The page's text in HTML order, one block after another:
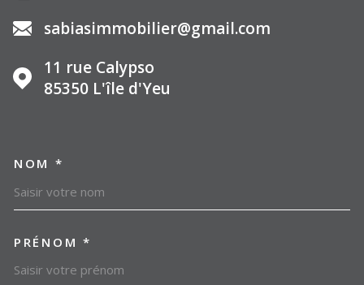
sabiasimmobilier@gmail.com
11 rue Calypso
85350
L'île d'Yeu
NOM *
PRÉNOM *